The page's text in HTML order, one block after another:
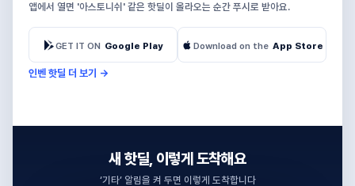
앱에서 열면 '아스토니쉬' 같은 핫딜이 올라오는 순간 푸시로 받아요.
GET IT ON Google Play Download on the App Store
인벤 핫딜 더 보기 →
새 핫딜, 이렇게 도착해요
‘기타’ 알림을 켜 두면 이렇게 도착합니다